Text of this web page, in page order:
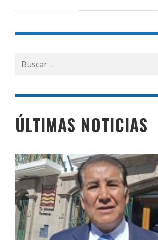
Buscar
por:
ÚLTIMAS NOTICIAS